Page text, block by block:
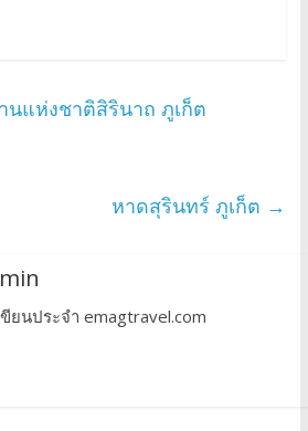
นแห่งชาติสิรินาถ ภูเก็ต
หาดสุรินทร์ ภูเก็ต →
ยนประจำ emagtravel.com